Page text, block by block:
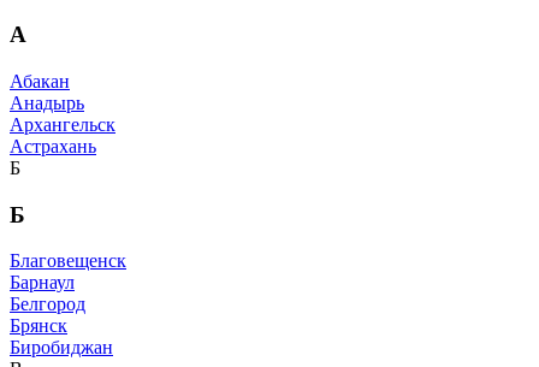
А
Абакан
Анадырь
Архангельск
Астрахань
Б
Б
Благовещенск
Барнаул
Белгород
Брянск
Биробиджан